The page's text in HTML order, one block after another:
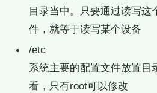
目录当中。只要通过读写这
件，就等于读写某个设备
/etc
系统主要的配置文件放置目
看，只有root可以修改